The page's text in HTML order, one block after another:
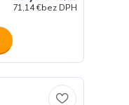
71,14 €bez DPH